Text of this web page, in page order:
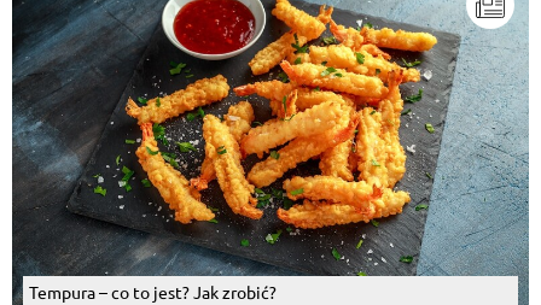
Tempura – co to jest? Jak zrobić?